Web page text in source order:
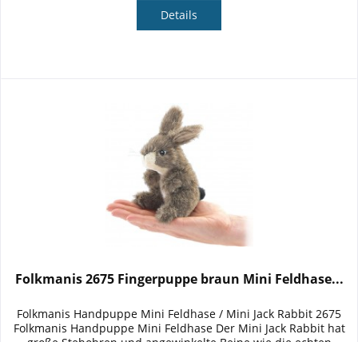
Details
Folkmanis 2675 Fingerpuppe braun Mini Feldhase...
Folkmanis Handpuppe Mini Feldhase / Mini Jack Rabbit 2675
Folkmanis Handpuppe Mini Feldhase Der Mini Jack Rabbit hat